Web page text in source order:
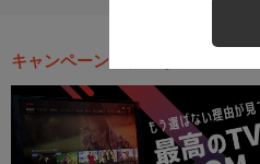
キャンペーン・お得な情報